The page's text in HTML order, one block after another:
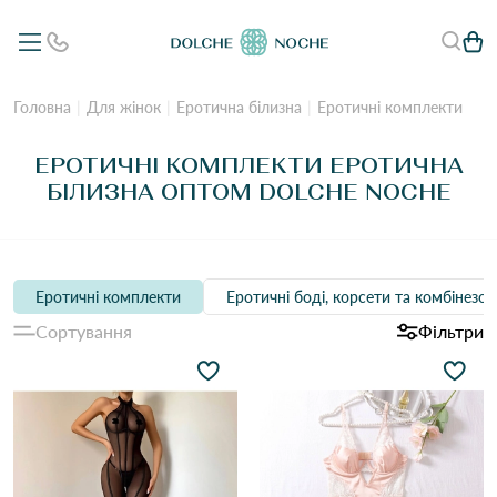
Головна Для жінок Еротична білизна Еротичні комплекти
ЕРОТИЧНІ КОМПЛЕКТИ ЕРОТИЧНА
БІЛИЗНА ОПТОМ DOLCHE NOCHE
Еротичні комплекти Еротичні боді, корсети та
Сортування Фільтри